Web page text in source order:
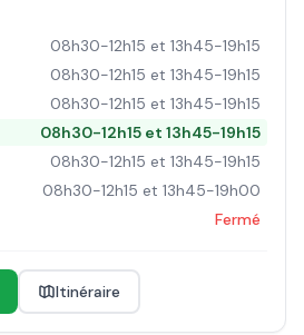
08h30-12h15 et 13h45-19h15
08h30-12h15 et 13h45-19h15
08h30-12h15 et 13h45-19h15
08h30-12h15 et 13h45-19h15
08h30-12h15 et 13h45-19h15
08h30-12h15 et 13h45-19h00
Fermé
Itinéraire